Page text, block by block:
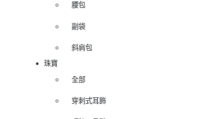
腰包
副袋
斜肩包
珠寶
全部
穿刺式耳飾